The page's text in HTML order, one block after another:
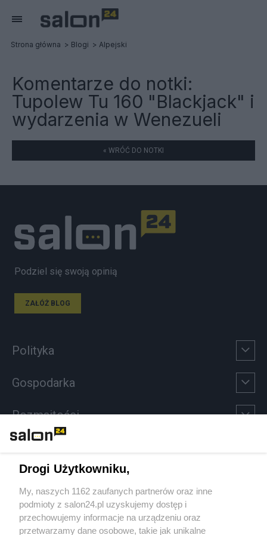
Strona główna Blogi Alpejski
Komentarze do notki:
Tupolew Tu 160 "Blackjack" i
wydarzenia w Wenezueli
« WRÓĆ DO NOTKI
Podziel się swoją opinią
ZAŁÓŻ BLOG
Polityka
Gospodarka
Rozmaitości
Sport
Społeczeństwo
Drogi Użytkowniku,
My, naszych 1162 zaufanych partnerów oraz inne
podmioty z salon24.pl uzyskujemy dostęp i
przechowujemy informacje na urządzeniu oraz
przetwarzamy dane osobowe, takie jak unikalne